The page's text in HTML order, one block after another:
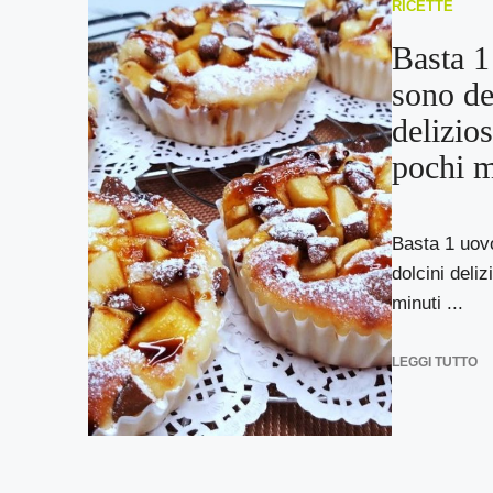
RICETTE
Basta
sono
pochi
Basta 1
dolcini
minuti ...
LEGGI TUTTO